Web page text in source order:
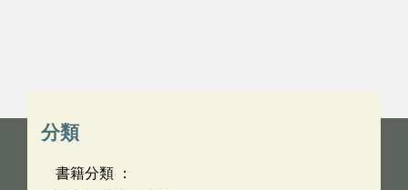
分類
書籍分類 ：